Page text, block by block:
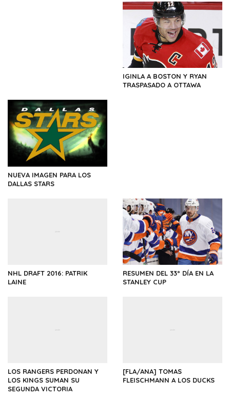
IGINLA A BOSTON Y RYAN
TRASPASADO A OTTAWA
NUEVA IMAGEN PARA LOS
DALLAS STARS
NHL DRAFT 2016: PATRIK
LAINE
RESUMEN DEL 33º DÍA EN LA
STANLEY CUP
LOS RANGERS PERDONAN Y
LOS KINGS SUMAN SU
SEGUNDA VICTORIA
[FLA/ANA] TOMAS
FLEISCHMANN A LOS DUCKS